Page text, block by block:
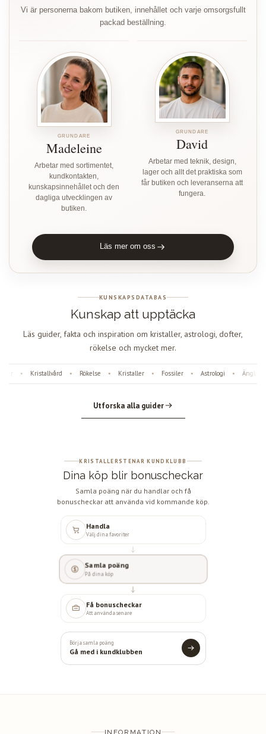
Vi är personerna bakom butiken, innehållet och varje omsorgsfullt
packad beställning.
GRUNDARE
Madeleine
Arbetar med sortimentet,
kundkontakten,
kunskapsinnehållet och den
dagliga utvecklingen av
butiken.
GRUNDARE
David
Arbetar med teknik, design,
lager och allt det praktiska som
får butiken och leveranserna att
fungera.
Läs mer om oss
KUNSKAPSDATABAS
Kunskap att upptäcka
Läs guider, fakta och inspiration om kristaller, astrologi, dofter,
rökelse och mycket mer.
Kristallvård Rökelse • Kristaller • Fossiler • Astrologi •
Utforska alla guider
KRISTALLERSTENAR KUNDKLUBB
Dina köp blir bonuscheckar
Samla poäng när du handlar och få
bonuscheckar att använda vid kommande köp.
Handla
Välj dina favoriter
Samla poäng
På dina köp
Få bonuscheckar
Att använda senare
Börja samla poäng
Gå med i kundklubben
INFORMATION